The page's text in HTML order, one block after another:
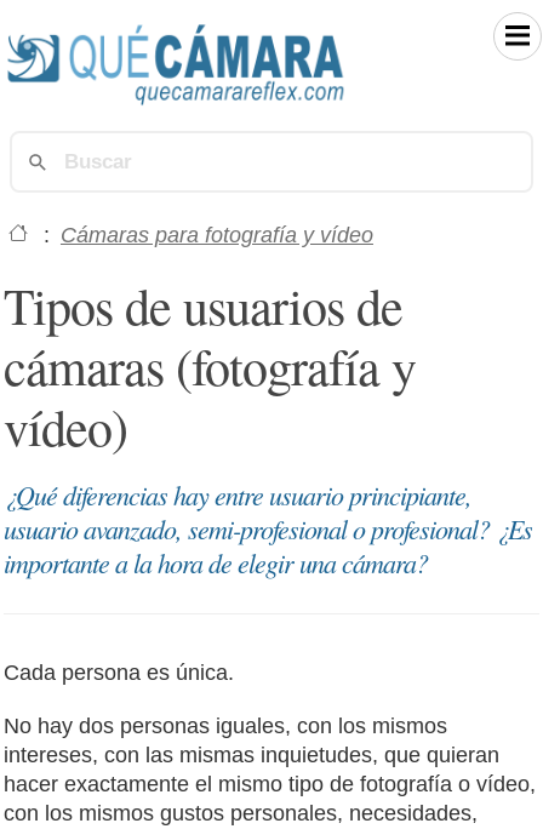
: Cámaras para fotografía y vídeo
Tipos de usuarios de
cámaras (fotografía y
vídeo)
¿Qué diferencias hay entre usuario principiante,
usuario avanzado, semi-profesional o profesional? ¿Es
importante a la hora de elegir una cámara?
Cada persona es única.
No hay dos personas iguales, con los mismos
intereses, con las mismas inquietudes, que quieran
hacer exactamente el mismo tipo de fotografía o vídeo,
con los mismos gustos personales, necesidades,